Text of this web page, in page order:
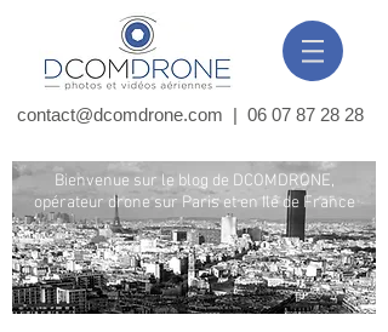
contact@dcomdrone.com | 06 07 87 28 28
Bienvenue sur le blog de DCOMDRONE,
opérateur drone sur Paris et en Ile de France